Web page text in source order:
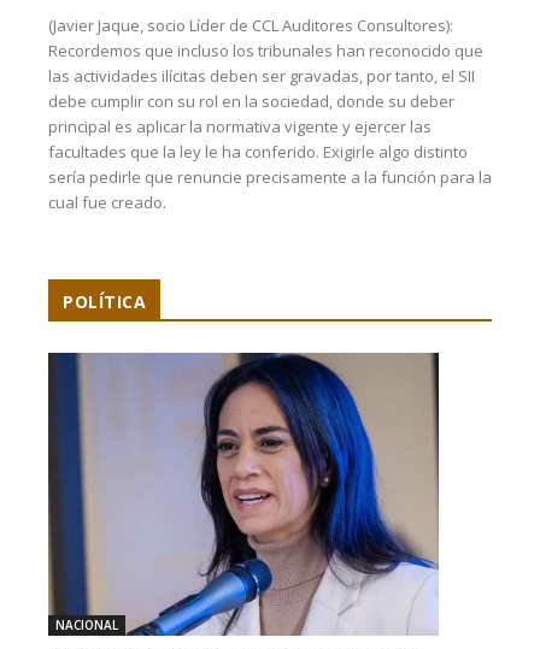
(Javier Jaque, socio Líder de CCL Auditores Consultores):
Recordemos que incluso los tribunales han reconocido que
las actividades ilícitas deben ser gravadas, por tanto, el SII
debe cumplir con su rol en la sociedad, donde su deber
principal es aplicar la normativa vigente y ejercer las
facultades que la ley le ha conferido. Exigirle algo distinto
sería pedirle que renuncie precisamente a la función para la
cual fue creado.
POLÍTICA
NACIONAL